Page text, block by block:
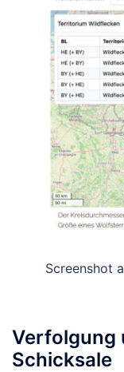
Screenshot
Verfolgung
Schicksale